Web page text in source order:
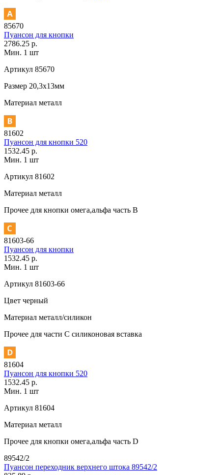
85670
Пуансон для кнопки
2786.25 р.
Мин. 1 шт
Артикул 85670
Размер 20,3х13мм
Материал металл
81602
Пуансон для кнопки 520
1532.45 р.
Мин. 1 шт
Артикул 81602
Материал металл
Прочее для кнопки омега,альфа часть В
81603-66
Пуансон для кнопки
1532.45 р.
Мин. 1 шт
Артикул 81603-66
Цвет черный
Материал металл/силикон
Прочее для части C силиконовая вставка
81604
Пуансон для кнопки 520
1532.45 р.
Мин. 1 шт
Артикул 81604
Материал металл
Прочее для кнопки омега,альфа часть D
89542/2
Пуансон переходник верхнего штока 89542/2